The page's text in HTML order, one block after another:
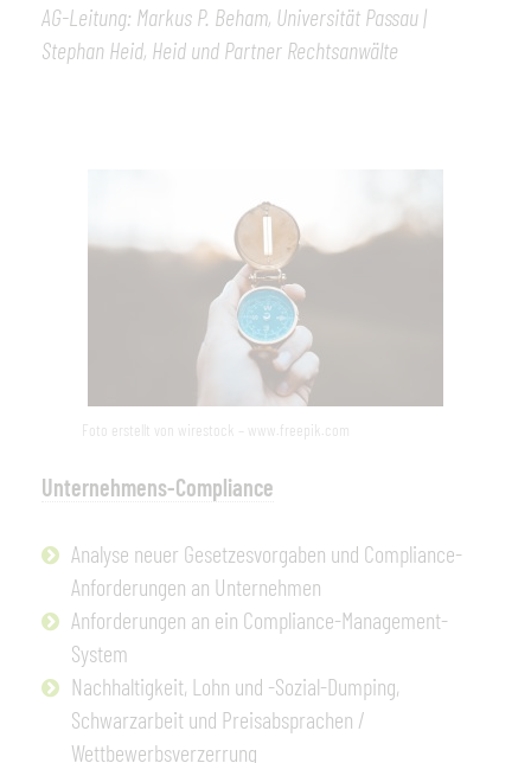
AG-Leitung: Markus P. Beham, Universität Passau |
Stephan Heid, Heid und Partner Rechtsanwälte
Foto erstellt von wirestock – www.freepik.com
Unternehmens-Compliance
Analyse neuer Gesetzesvorgaben und Compliance-
Anforderungen an Unternehmen
Anforderungen an ein Compliance-Management-
System
Nachhaltigkeit, Lohn und -Sozial-Dumping,
Schwarzarbeit und Preisabsprachen /
Wettbewerbsverzerrung